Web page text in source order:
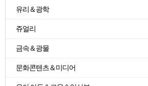
유리＆광학
쥬얼리
금속＆광물
문화콘텐츠＆미디어